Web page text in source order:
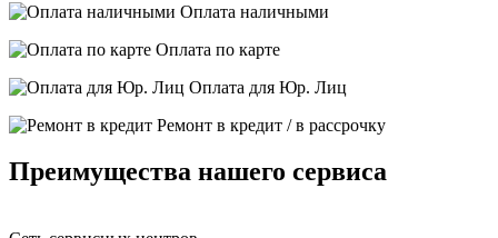
Оплата наличными
Оплата по карте
Оплата для Юр. Лиц
Ремонт в кредит / в рассрочку
Преимущества нашего сервиса